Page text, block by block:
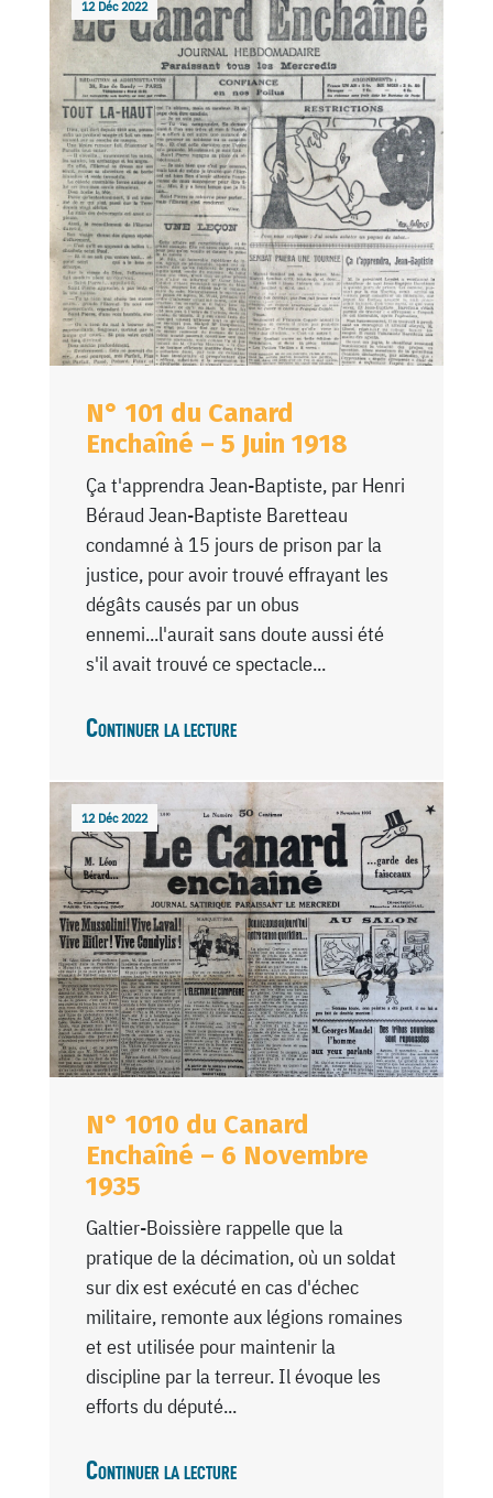
12 Déc 2022
N° 101 du Canard
Enchaîné – 5 Juin 1918
Ça t'apprendra Jean-Baptiste, par Henri
Béraud Jean-Baptiste Baretteau
condamné à 15 jours de prison par la
justice, pour avoir trouvé effrayant les
dégâts causés par un obus
ennemi...l'aurait sans doute aussi été
s'il avait trouvé ce spectacle...
Continuer la lecture
12 Déc 2022
N° 1010 du Canard
Enchaîné – 6 Novembre
1935
Galtier-Boissière rappelle que la
pratique de la décimation, où un soldat
sur dix est exécuté en cas d'échec
militaire, remonte aux légions romaines
et est utilisée pour maintenir la
discipline par la terreur. Il évoque les
efforts du député...
Continuer la lecture